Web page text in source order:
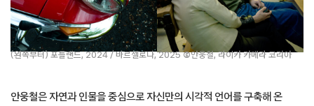
(왼쪽부터) 포틀랜드, 2024 / 바르셀로나, 2025©안웅철, 라이카 카메라 코리아
안웅철은 자연과 인물을 중심으로 자신만의 시각적 언어를 구축해 온